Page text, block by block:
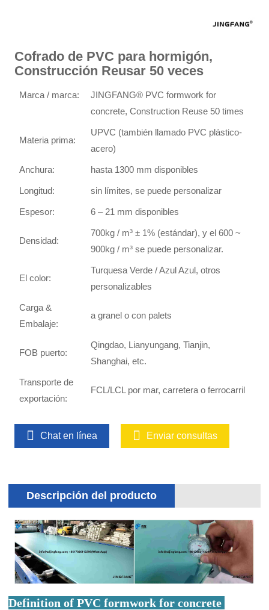
Cofrado de PVC para hormigón,
Construcción Reusar 50 veces
Marca / marca:
JINGFANG® PVC formwork for
concrete, Construction Reuse 50 times
Materia prima:
UPVC (también llamado PVC plástico-
acero)
Anchura: hasta 1300 mm disponibles
Longitud: sin límites, se puede personalizar
Espesor: 6 – 21 mm disponibles
Densidad:
700kg / m³ ± 1% (estándar), y el 600 ~
900kg / m³ se puede personalizar.
El color:
Turquesa Verde / Azul Azul, otros
personalizables
Carga &
Embalaje:
a granel o con palets
FOB puerto:
Qingdao, Lianyungang, Tianjin,
Shanghai, etc.
Transporte de
exportación:
FCL/LCL por mar, carretera o ferrocarril
Chat en línea Enviar consultas
Descripción del producto
Definition of PVC formwork for concrete